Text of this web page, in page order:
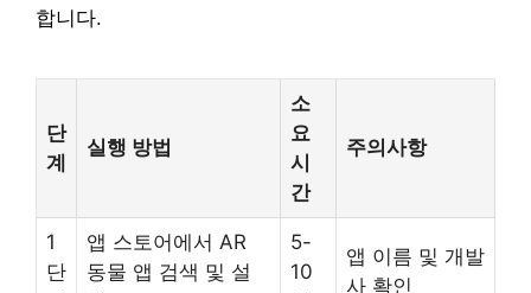
합니다.
단
계
실행 방법
소
요
시
간
주의사항
1
단
앱 스토어에서 AR
동물 앱 검색 및 설
5-
10
앱 이름 및 개발
사 확인